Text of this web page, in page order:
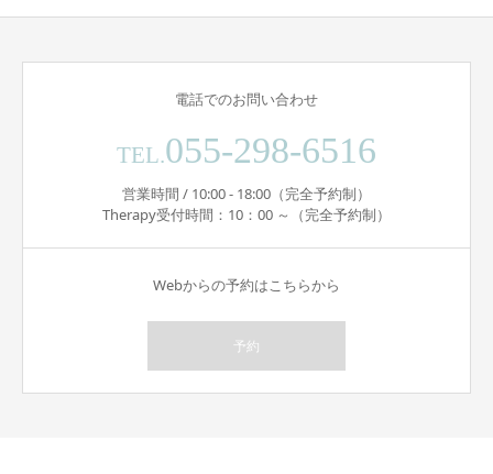
電話でのお問い合わせ
TEL.055-298-6516
営業時間 / 10:00 - 18:00（完全予約制）
Therapy受付時間：10：00 ～（完全予約制）
Webからの予約はこちらから
予約